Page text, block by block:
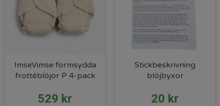
ImseVimse formsydda
frottéblöjor P 4-pack
529 kr
Stickbeskrivning
blöjbyxor
20 kr